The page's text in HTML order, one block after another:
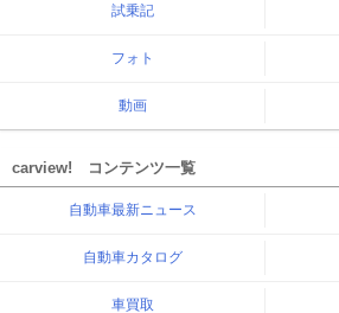
試乗記
フォト
動画
carview! コンテンツ一覧
自動車最新ニュース
自動車カタログ
車買取